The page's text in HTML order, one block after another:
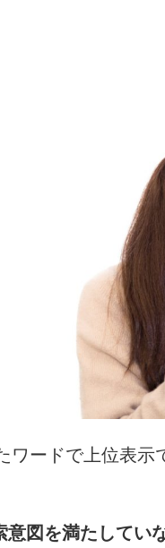
ワードで上位表示
意図を満たしてい